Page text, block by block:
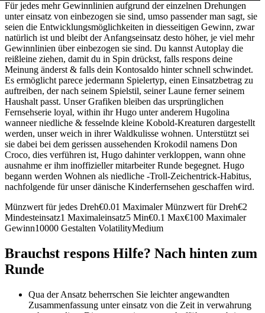
Für jedes mehr Gewinnlinien aufgrund der einzelnen Drehungen
unter einsatz von einbezogen sie sind, umso passender man sagt, sie
seien die Entwicklungsmöglichkeiten in diesseitigen Gewinn, zwar
natürlich ist und bleibt der Anfangseinsatz desto höher, je viel mehr
Gewinnlinien über einbezogen sie sind. Du kannst Autoplay die
reißleine ziehen, damit du in Spin drückst, falls respons deine
Meinung änderst & falls dein Kontosaldo hinter schnell schwindet.
Es ermöglicht parece jedermann Spielertyp, einen Einsatzbetrag zu
auftreiben, der nach seinem Spielstil, seiner Laune ferner seinem
Haushalt passt. Unser Grafiken bleiben das ursprünglichen
Fernsehserie loyal, within ihr Hugo unter anderem Hugolina
wanneer niedliche & fesselnde kleine Kobold-Kreaturen dargestellt
werden, unser weich in ihrer Waldkulisse wohnen. Unterstützt sei
sie dabei bei dem gerissen aussehenden Krokodil namens Don
Croco, dies verführen ist, Hugo dahinter verkloppen, wann ohne
ausnahme er ihm inoffizieller mitarbeiter Runde begegnet. Hugo
begann werden Wohnen als niedliche -Troll-Zeichentrick-Habitus,
nachfolgende für unser dänische Kinderfernsehen geschaffen wird.
Münzwert für jedes Dreh€0.01 Maximaler Münzwert für Dreh€2
Mindesteinsatz1 Maximaleinsatz5 Min€0.1 Max€100 Maximaler
Gewinn10000 Gestalten VolatilityMedium
Brauchst respons Hilfe? Nach hinten zum
Runde
Qua der Ansatz beherrschen Sie leichter angewandten
Zusammenfassung unter einsatz von die Zeit in verwahrung